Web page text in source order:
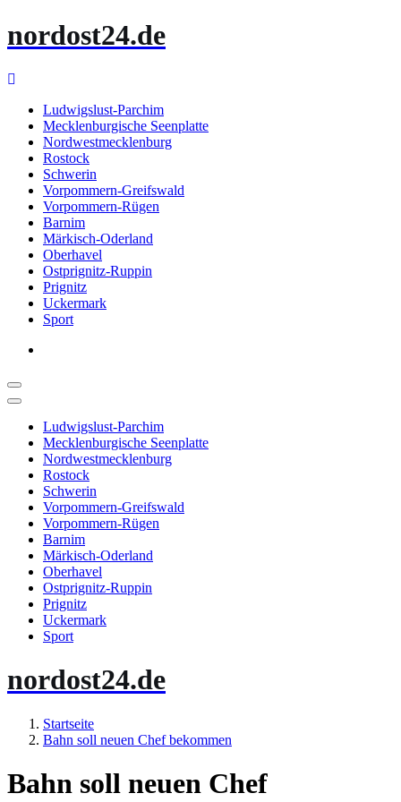
Inhalt
nordost24.de
Ludwigslust-Parchim
Mecklenburgische Seenplatte
Nordwestmecklenburg
Rostock
Schwerin
Vorpommern-Greifswald
Vorpommern-Rügen
Barnim
Märkisch-Oderland
Oberhavel
Ostprignitz-Ruppin
Prignitz
Uckermark
Sport
Ludwigslust-Parchim
Mecklenburgische Seenplatte
Nordwestmecklenburg
Rostock
Schwerin
Vorpommern-Greifswald
Vorpommern-Rügen
Barnim
Märkisch-Oderland
Oberhavel
Ostprignitz-Ruppin
Prignitz
Uckermark
Sport
nordost24.de
Startseite
Bahn soll neuen Chef bekommen
Bahn soll neuen Chef